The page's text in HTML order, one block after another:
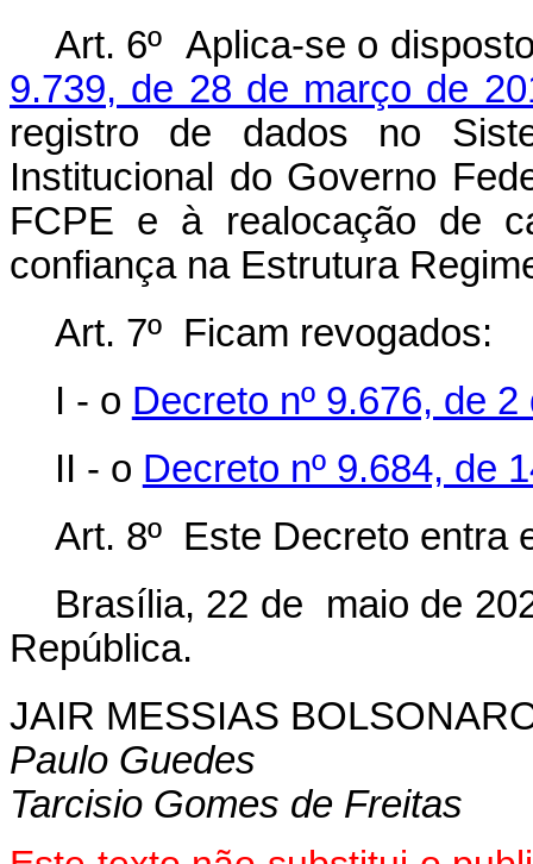
Art. 6º Aplica-se o
9.739, de 28 de março de
registro de dados no
Institucional do Governo
FCPE e à realocação de
confiança na Estrutura
Art. 7º Ficam revogados:
I - o Decreto nº 9.676, de
II - o Decreto nº 9.684, de
Art. 8º Este Decreto entra
Brasília, 22 de maio de
República.
JAIR MESSIAS
Paulo Guedes
Tarcisio Gomes de Freitas